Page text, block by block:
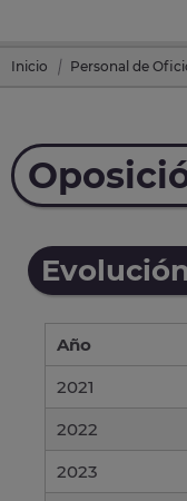
Inicio Personal de
Año
2021
2022
2023